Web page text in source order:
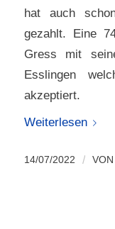
hat auch
gezahlt. Eine
Gress mit
Esslingen
akzeptiert.
Weiterlesen
14/07/2022 / VON